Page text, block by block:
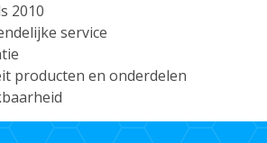
2010
service
producten en onderdelen